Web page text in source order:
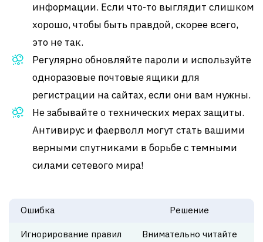
информации. Если что-то выглядит слишком
хорошо, чтобы быть правдой, скорее всего,
это не так.
Регулярно обновляйте пароли и используйте
одноразовые почтовые ящики для
регистрации на сайтах, если они вам нужны.
Не забывайте о технических мерах защиты.
Антивирус и фаерволл могут стать вашими
верными спутниками в борьбе с темными
силами сетевого мира!
Ошибка Решение
Игнорирование правил
Внимательно читайте